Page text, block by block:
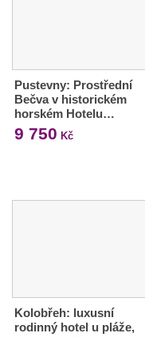
Pustevny: Prostřední
Bečva v historickém
horském Hotelu…
9 750 Kč
Kolobřeh: luxusní
rodinný hotel u pláže,